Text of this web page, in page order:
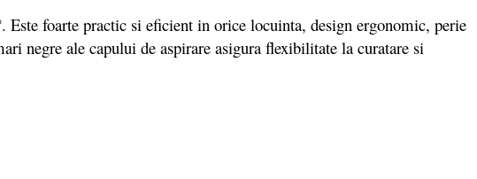
Este foarte practic si eficient in orice locuinta, design ergonomic, perie
negre ale capului de aspirare asigura flexibilitate la curatare si